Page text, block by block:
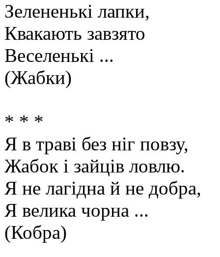
Зелененькі лапки,
Квакають завзято
Веселенькі ...
(Жабки)
* * *
Я в траві без ніг повзу,
Жабок і зайців ловлю.
Я не лагідна й не добра,
Я велика чорна ...
(Кобра)